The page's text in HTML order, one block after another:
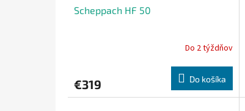
Scheppach HF 50
Do 2 týždňov
€319 Do košíka